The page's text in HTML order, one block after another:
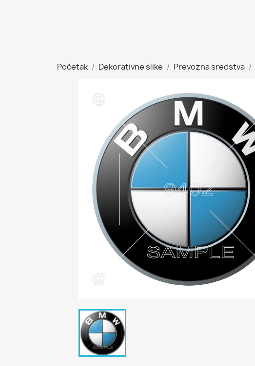
Početak Dekorativne slike Prevozna sredstva